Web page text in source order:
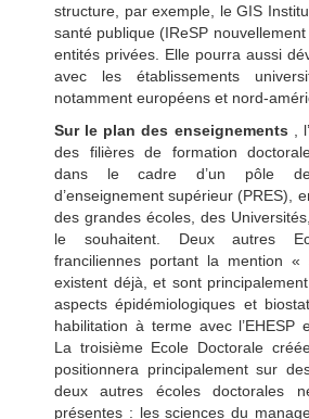
structure, par exemple, le GIS
santé publique (IReSP nouvellement
entités privées. Elle pourra aussi
avec les établissements
notamment européens et nord-
Sur le plan des enseignements ,
des filières de formation
dans le cadre d’un pôle
d’enseignement supérieur (PRES),
des grandes écoles, des
le souhaitent. Deux autres
franciliennes portant la mention «
existent déjà, et sont
aspects épidémiologiques et
habilitation à terme avec l’EHESP
La troisième Ecole Doctorale
positionnera principalement sur
deux autres écoles doctorales
présentes : les sciences du